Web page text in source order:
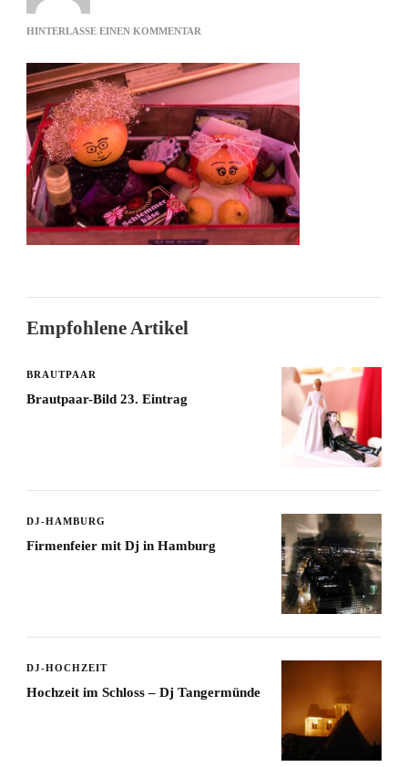
HINTERLASSE EINEN KOMMENTAR
BRAUNSCHWEIG
HOCHZEITSPARTY-
Empfohlene Artikel
BRAUTPAAR
Brautpaar-Bild 23. Eintrag
DJ-HAMBURG
Firmenfeier mit Dj in Hamburg
DJ-HOCHZEIT
Hochzeit im Schloss – Dj Tangermünde